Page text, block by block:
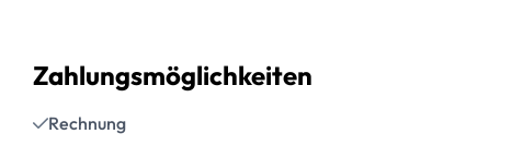
Zahlungsmöglichkeiten
Rechnung